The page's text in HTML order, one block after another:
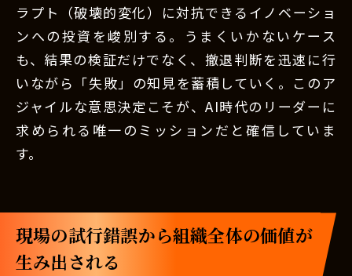
ラプト（破壊的変化）に対抗できるイノベーショ
ンへの投資を峻別する。うまくいかないケース
も、結果の検証だけでなく、撤退判断を迅速に行
いながら「失敗」の知見を蓄積していく。このア
ジャイルな意思決定こそが、AI時代のリーダーに
求められる唯一のミッションだと確信していま
す。
現場の試行錯誤から組織全体の価値が
生み出される